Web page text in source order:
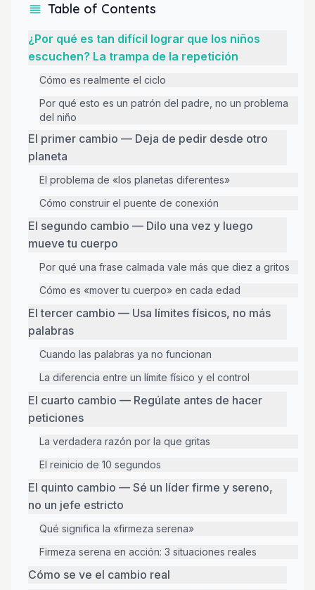
Table of Contents
¿Por qué es tan difícil lograr que los niños
escuchen? La trampa de la repetición
Cómo es realmente el ciclo
Por qué esto es un patrón del padre, no un problema
del niño
El primer cambio — Deja de pedir desde otro
planeta
El problema de «los planetas diferentes»
Cómo construir el puente de conexión
El segundo cambio — Dilo una vez y luego
mueve tu cuerpo
Por qué una frase calmada vale más que diez a gritos
Cómo es «mover tu cuerpo» en cada edad
El tercer cambio — Usa límites físicos, no más
palabras
Cuando las palabras ya no funcionan
La diferencia entre un límite físico y el control
El cuarto cambio — Regúlate antes de hacer
peticiones
La verdadera razón por la que gritas
El reinicio de 10 segundos
El quinto cambio — Sé un líder firme y sereno,
no un jefe estricto
Qué significa la «firmeza serena»
Firmeza serena en acción: 3 situaciones reales
Cómo se ve el cambio real